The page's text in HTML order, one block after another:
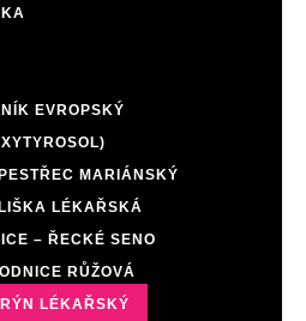
EVROPSKÝ
MARIÁNSKÝ
LÉKAŘSKÁ
– ŘECKÉ SENO
RŮŽOVÁ
LÉKAŘSKÝ